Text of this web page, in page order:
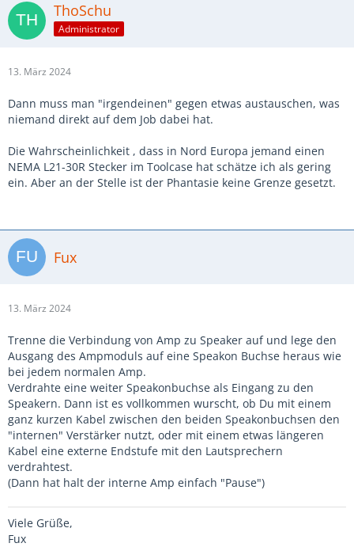
ThoSchu
Administrator
13. März 2024
Dann muss man "irgendeinen" gegen etwas austauschen, was
niemand direkt auf dem Job dabei hat.
Die Wahrscheinlichkeit , dass in Nord Europa jemand einen
NEMA L21-30R Stecker im Toolcase hat schätze ich als gering
ein. Aber an der Stelle ist der Phantasie keine Grenze gesetzt.
Fux
13. März 2024
Trenne die Verbindung von Amp zu Speaker auf und lege den
Ausgang des Ampmoduls auf eine Speakon Buchse heraus wie
bei jedem normalen Amp.
Verdrahte eine weiter Speakonbuchse als Eingang zu den
Speakern. Dann ist es vollkommen wurscht, ob Du mit einem
ganz kurzen Kabel zwischen den beiden Speakonbuchsen den
"internen" Verstärker nutzt, oder mit einem etwas längeren
Kabel eine externe Endstufe mit den Lautsprechern
verdrahtest.
(Dann hat halt der interne Amp einfach "Pause")
Viele Grüße,
Fux